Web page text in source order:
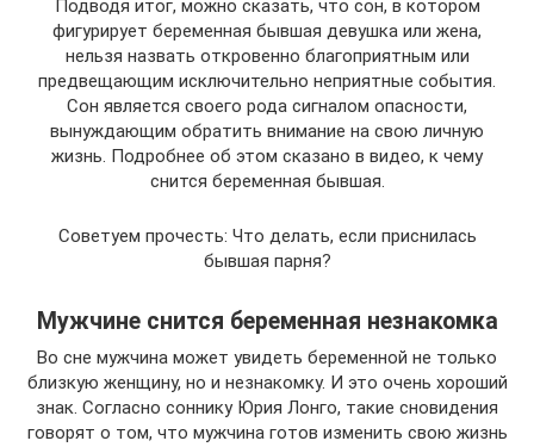
Подводя итог, можно сказать, что сон, в котором
фигурирует беременная бывшая девушка или жена,
нельзя назвать откровенно благоприятным или
предвещающим исключительно неприятные события.
Сон является своего рода сигналом опасности,
вынуждающим обратить внимание на свою личную
жизнь. Подробнее об этом сказано в видео, к чему
снится беременная бывшая.
Советуем прочесть: Что делать, если приснилась
бывшая парня?
Мужчине снится беременная незнакомка
Во сне мужчина может увидеть беременной не только
близкую женщину, но и незнакомку. И это очень хороший
знак. Согласно соннику Юрия Лонго, такие сновидения
говорят о том, что мужчина готов изменить свою жизнь